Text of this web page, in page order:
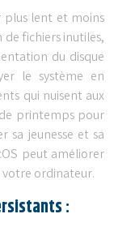
plus lent et moins
fichiers inutiles,
du disque
le système en
qui nuisent aux
printemps pour
jeunesse et sa
peut améliorer
ordinateur.
: